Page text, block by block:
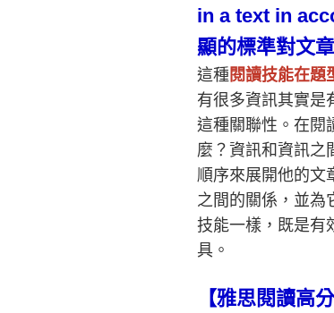
in a text in
顯的標準對文
這種 閱讀技能在題
有很多資訊其實是
這種關聯性。在閱
麼？資訊和資訊之
順序來展開他的文
之間的關係，並為
技能一樣，既是有
具。
【雅思閱讀高